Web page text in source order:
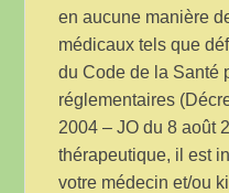
en aucune manière
médicaux tels que
du Code de la Santé
réglementaires
2004 – JO du 8 août
thérapeutique, il est
votre médecin et/ou